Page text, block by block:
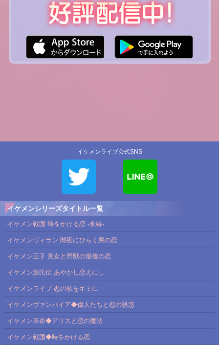
イケメンライブ公式SNS
イケメンシリーズタイトル一覧
イケメン戦国 時をかける恋 -永縁-
イケメンヴィラン 闇夜にひらく悪の恋
イケメン王子 美女と野獣の最後の恋
イケメン源氏伝 あやかし恋えにし
イケメンライブ 恋の歌をキミに
イケメンヴァンパイア◆偉人たちと恋の誘惑
イケメン革命◆アリスと恋の魔法
イケメン戦国◆時をかける恋